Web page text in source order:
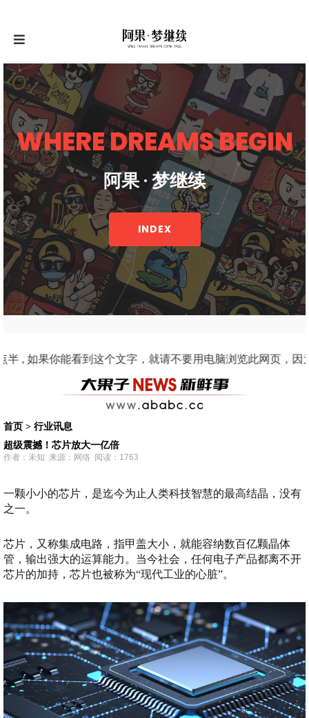
能看到这个文字，就请不要用电脑浏览此网页，因为这是手
首页 > 行业讯息
超级震撼！芯片放大一亿倍
作者：未知 来源：网络 阅读：1763
一颗小小的芯片，是迄今为止人类科技智慧的最高结晶，没有
之一。
芯片，又称集成电路，指甲盖大小，就能容纳数百亿颗晶体
管，输出强大的运算能力。当今社会，任何电子产品都离不开
芯片的加持，芯片也被称为“现代工业的心脏”。